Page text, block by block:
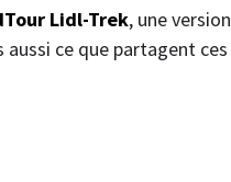
Lidl-Trek, une
ce que partagent